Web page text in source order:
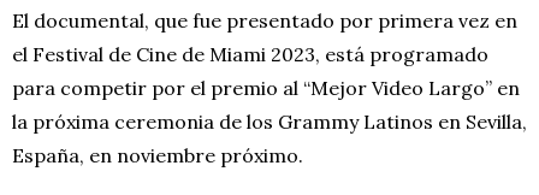
El documental, que fue presentado por primera vez en
el Festival de Cine de Miami 2023, está programado
para competir por el premio al “Mejor Video Largo” en
la próxima ceremonia de los Grammy Latinos en Sevilla,
España, en noviembre próximo.